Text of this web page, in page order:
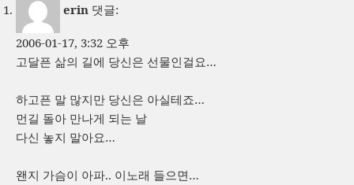
erin 댓글:
2006-01-17, 3:32 오후
고달픈 삶의 길에 당신은 선물인걸요…
하고픈 말 많지만 당신은 아실테죠…
먼길 돌아 만나게 되는 날
다신 놓지 말아요…
왠지 가슴이 아파.. 이노래 들으면…